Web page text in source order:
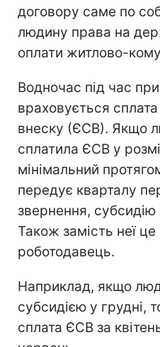
договору саме по
людину права на
оплати житлово-
Водночас під час
враховується
внеску (ЄСВ). Якщо
сплатила ЄСВ у
мінімальний
передує кварталу
звернення,
Також замість неї
роботодавець.
Наприклад, якщо
субсидією у грудні,
сплата ЄСВ за